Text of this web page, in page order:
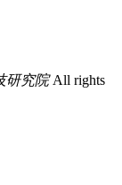
研究院All rights